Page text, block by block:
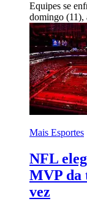
Equipes se
domingo (11),
Mais Esportes
NFL
MVP da
vez